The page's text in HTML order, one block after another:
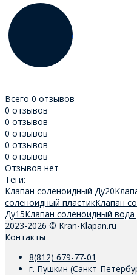
Всего 0 отзывов
0 отзывов
0 отзывов
0 отзывов
0 отзывов
0 отзывов
Отзывов нет
Теги:
Клапан соленоидный Ду20
соленоидный пластикКлапан
Ду15Клапан соленоидный вода
2023-2026 © Kran-Klapan.ru
Контакты
8(812) 679-77-01
г. Пушкин (Санкт-